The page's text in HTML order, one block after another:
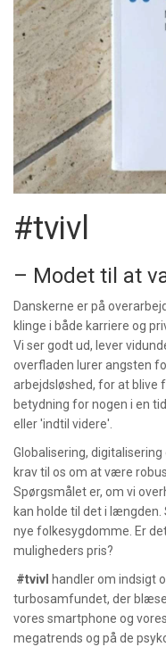
#tvivl
– Modet til at
Danskerne er på
klinge i både karriere og
Vi ser godt ud, lever
overfladen lurer angsten
arbejdsløshed, for at blive
betydning for nogen i en
eller 'indtil videre'.
Globalisering,
krav til os om at være
Spørgsmålet er, om vi
kan holde til det i længden.
nye folkesygdomme. Er
muligheders pris?
#tvivl handler om indsigt
turbosamfundet, der
vores smartphone og
megatrends og på de